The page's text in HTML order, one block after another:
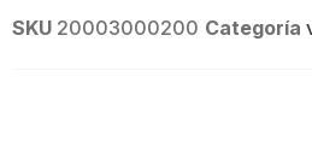
SKU 20003000200 Categoría